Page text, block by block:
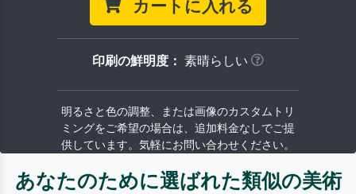
カートに入れる
印刷の鮮明度： 素晴らしい
明るさと色の調整、または画像のカスタムトリ
ミングをご希望の場合は、追加料金なしでご提
供しています。気軽にお問い合わせください。
あなたのために選ばれた類似の美術